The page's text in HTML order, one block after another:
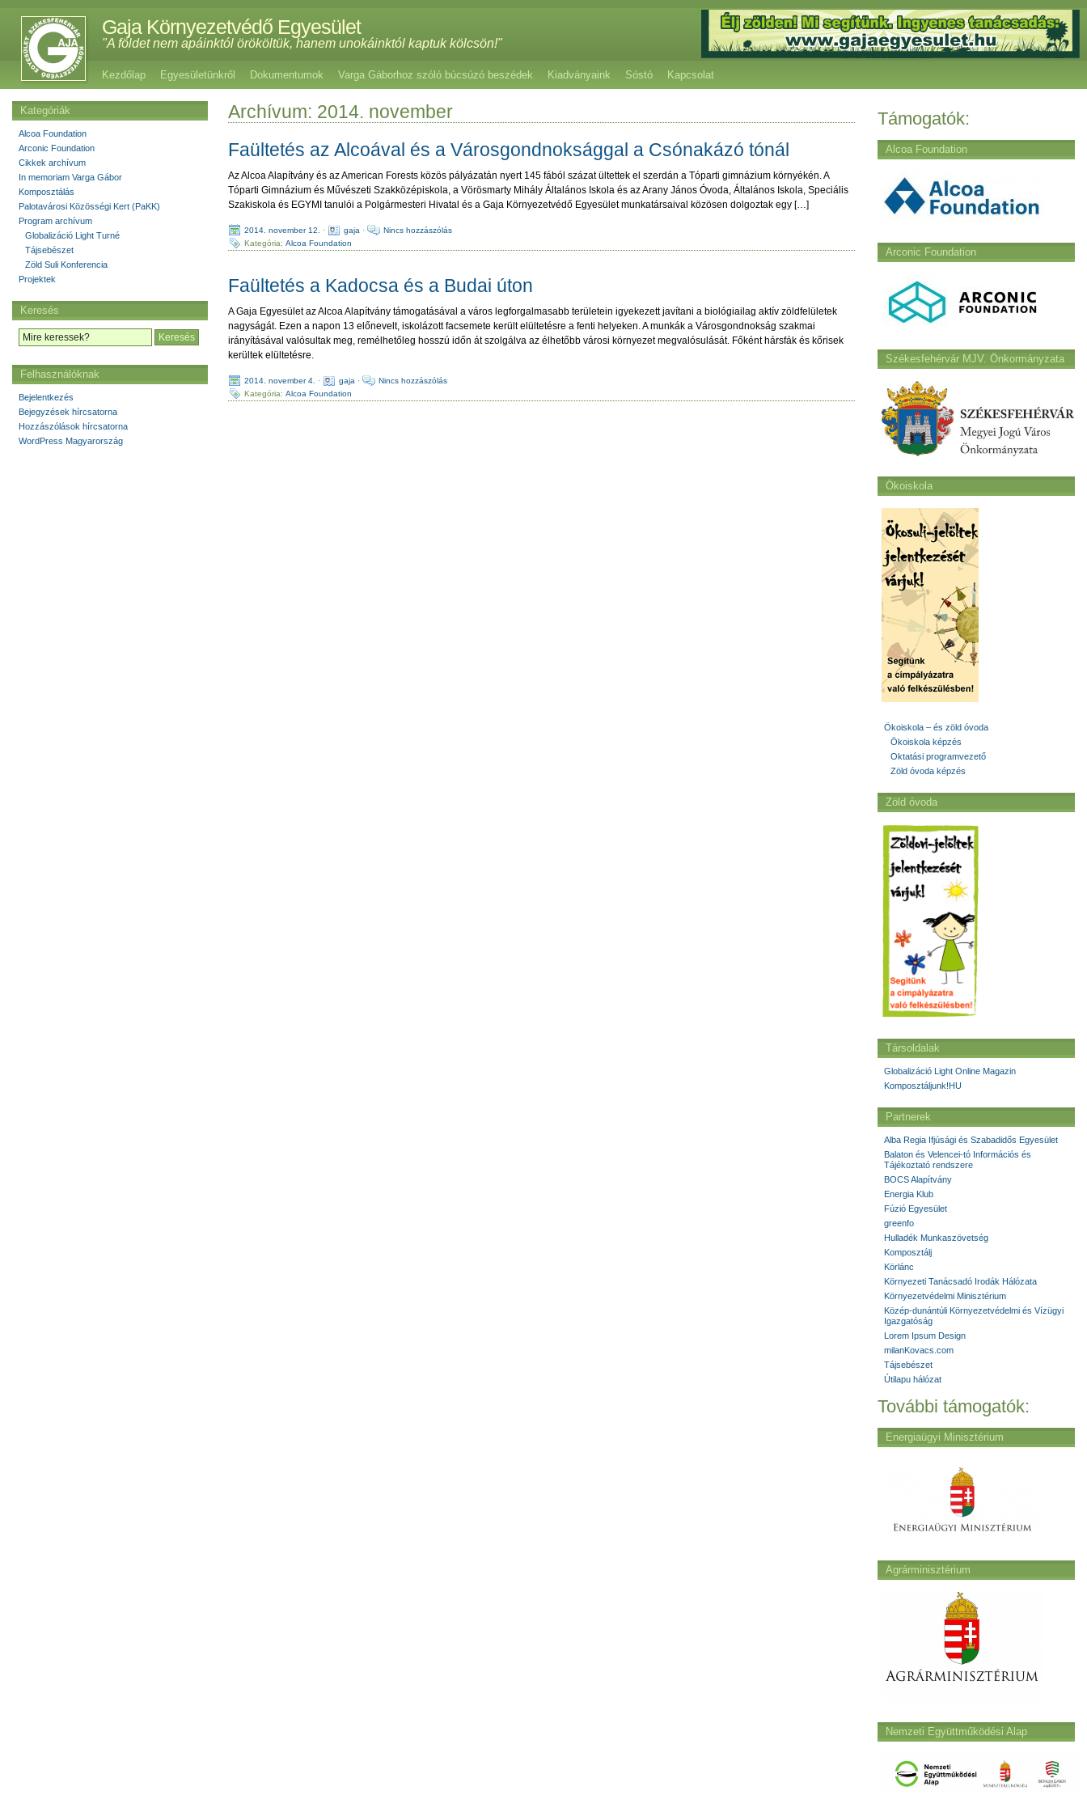
Gaja Környezetvédő Egyesület
"A földet nem apáinktól örököltük, hanem unokáinktól kaptuk kölcsön!"
Kezdőlap Egyesületünkről Dokumentumok Varga Gáborhoz szóló búcsúzó beszédek Kiadványaink Sóstó Kapcsolat
Archívum: 2014. november
Faültetés az Alcoával és a Városgondnoksággal a Csónakázó tónál
Az Alcoa Alapítvány és az American Forests közös pályázatán nyert 145 fából százat ültettek el szerdán a Tóparti gimnázium környékén. A
Tóparti Gimnázium és Művészeti Szakközépiskola, a Vörösmarty Mihály Általános Iskola és az Arany János Óvoda, Általános Iskola, Speciális
Szakiskola és EGYMI tanulói a Polgármesteri Hivatal és a Gaja Környezetvédő Egyesület munkatársaival közösen dolgoztak egy […]
2014. november 12. · gaja ·
Nincs hozzászólás
Kategória:Alcoa Foundation
Faültetés a Kadocsa és a Budai úton
A Gaja Egyesület az Alcoa Alapítvány támogatásával a város legforgalmasabb területein igyekezett javítani a biológiailag aktív zöldfelületek
nagyságát. Ezen a napon 13 előnevelt, iskolázott facsemete került elültetésre a fenti helyeken. A munkák a Városgondnokság szakmai
irányításával valósultak meg, remélhetőleg hosszú időn át szolgálva az élhetőbb városi környezet megvalósulását. Főként hársfák és kőrisek
kerültek elültetésre.
2014. november 4. · gaja ·
Nincs hozzászólás
Kategória:Alcoa Foundation
Támogatók:
Alcoa Foundation
Arconic Foundation
Székesfehérvár MJV. Önkormányzata
Ökoiskola
Ökoiskola – és zöld óvoda
Ökoiskola képzés
Oktatási programvezető
Zöld óvoda képzés
Zöld óvoda
Társoldalak
Globalizáció Light Online Magazin
Komposztáljunk!HU
Partnerek
Alba Regia Ifjúsági és Szabadidős Egyesület
Balaton és Velencei-tó Információs és
Tájékoztató rendszere
BOCS Alapítvány
Energia Klub
Fúzió Egyesület
greenfo
Hulladék Munkaszövetség
Komposztálj
Körlánc
Környezeti Tanácsadó Irodák Hálózata
Környezetvédelmi Minisztérium
Közép-dunántúli Környezetvédelmi és Vízügyi
Igazgatóság
Lorem Ipsum Design
milanKovacs.com
Tájsebészet
Útilapu hálózat
További támogatók:
Energiaügyi Minisztérium
Agrárminisztérium
Nemzeti Együttműködési Alap
Kategóriák
Alcoa Foundation
Arconic Foundation
Cikkek archívum
In memoriam Varga Gábor
Komposztálás
Palotavárosi Közösségi Kert (PaKK)
Program archívum
Globalizáció Light Turné
Tájsebészet
Zöld Suli Konferencia
Projektek
Keresés
Felhasználóknak
Bejelentkezés
Bejegyzések hírcsatorna
Hozzászólások hírcsatorna
WordPress Magyarország